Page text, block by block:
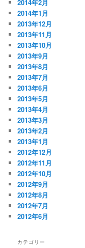
2014年2月
2014年1月
2013年12月
2013年11月
2013年10月
2013年9月
2013年8月
2013年7月
2013年6月
2013年5月
2013年4月
2013年3月
2013年2月
2013年1月
2012年12月
2012年11月
2012年10月
2012年9月
2012年8月
2012年7月
2012年6月
カテゴリー